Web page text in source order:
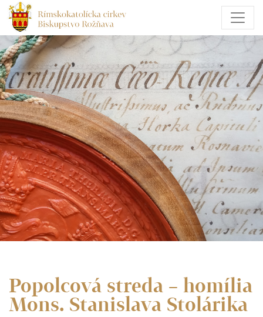
Popolcová streda – homília
Mons. Stanislava Stolárika